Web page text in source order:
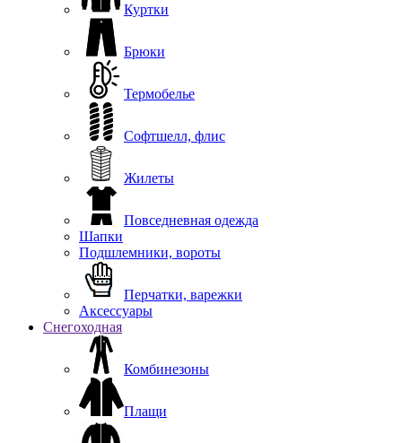
Куртки
Брюки
Термобелье
Софтшелл, флис
Жилеты
Повседневная одежда
Шапки
Подшлемники, вороты
Перчатки, варежки
Аксессуары
Снегоходная
Комбинезоны
Плащи